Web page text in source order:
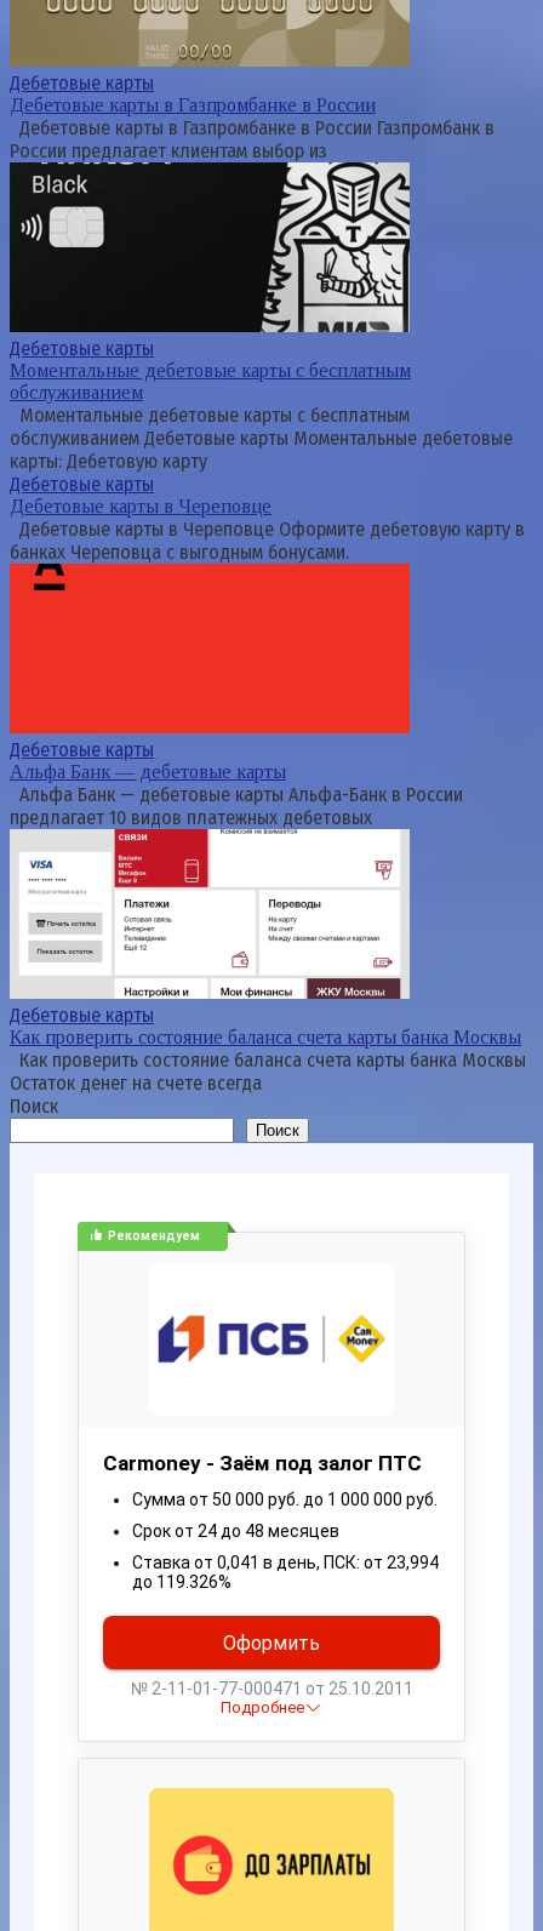
Дебетовые карты
Дебетовые карты в Газпромбанке в России
Дебетовые карты в Газпромбанке в России Газпромбанк в
России предлагает клиентам выбор из
Дебетовые карты
Моментальные дебетовые карты с бесплатным
обслуживанием
Моментальные дебетовые карты с бесплатным
обслуживанием Дебетовые карты Моментальные дебетовые
карты: Дебетовую карту
Дебетовые карты
Дебетовые карты в Череповце
Дебетовые карты в Череповце Оформите дебетовую карту в
банках Череповца с выгодным бонусами.
Дебетовые карты
Альфа Банк — дебетовые карты
Альфа Банк — дебетовые карты Альфа-Банк в России
предлагает 10 видов платежных дебетовых
Дебетовые карты
Как проверить состояние баланса счета карты банка Москвы
Как проверить состояние баланса счета карты банка Москвы
Остаток денег на счете всегда
Поиск
Поиск